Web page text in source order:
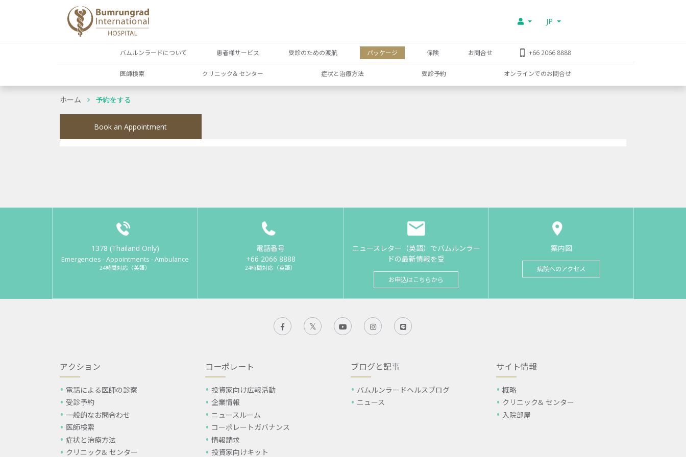
JP
バムルンラードについて 患者様サービス 受診のための渡航 パッケージ 保険 お問合せ +66 2066 8888
医師検索 クリニック& センター 症状と治療方法 受診予約 オンラインでのお問合せ
ホーム 予約をする
Book an Appointment
1378 (Thailand Only)
Emergencies - Appointments - Ambulance
24時間対応（英語）
電話番号
+66 2066 8888
24時間対応（英語）
ニュースレター（英語）でバムルンラー
ドの最新情報を受
お申込はこちらから
案内図
病院へのアクセス
アクション
電話による医師の診察
受診予約
一般的なお問合わせ
医師検索
症状と治療方法
クリニック& センター
コーポレート
投資家向け広報活動
企業情報
ニュースルーム
コーポレートガバナンス
情報請求
投資家向けキット
ブログと記事
バムルンラードヘルスブログ
ニュース
サイト情報
概略
クリニック& センター
入院部屋